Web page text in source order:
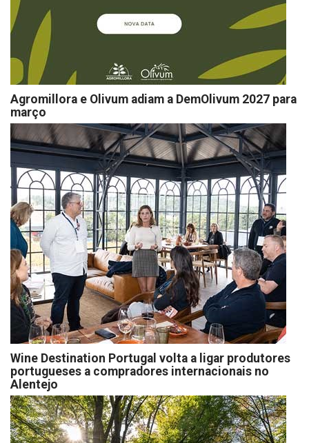
Agromillora e Olivum adiam a DemOlivum 2027 para
março
Wine Destination Portugal volta a ligar produtores
portugueses a compradores internacionais no
Alentejo